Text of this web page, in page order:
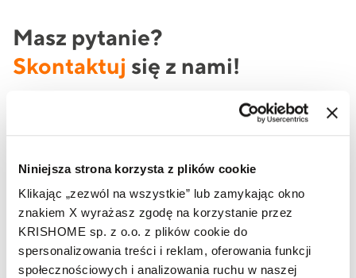
Niniejsza strona korzysta z plików cookie
Klikając „zezwól na wszystkie” lub zamykając okno
znakiem X wyrażasz zgodę na korzystanie przez
KRISHOME sp. z o.o. z plików cookie do
spersonalizowania treści i reklam, oferowania funkcji
społecznościowych i analizowania ruchu w naszej
Masz pytanie?
Skontaktuj się z nami!
Jeżeli potrzebujesz oferty produktowej lub szukasz
Imię i nazwisko